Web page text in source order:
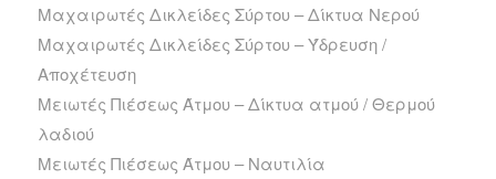
Μαχαιρωτές Δικλείδες Σύρτου – Δίκτυα Νερού
Μαχαιρωτές Δικλείδες Σύρτου – Ύδρευση /
Αποχέτευση
Μειωτές Πιέσεως Άτμου – Δίκτυα ατμού / Θερμού
λαδιού
Μειωτές Πιέσεως Άτμου – Ναυτιλία